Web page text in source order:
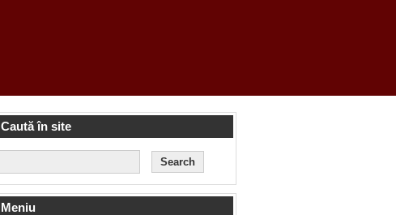
Caută în site
Meniu